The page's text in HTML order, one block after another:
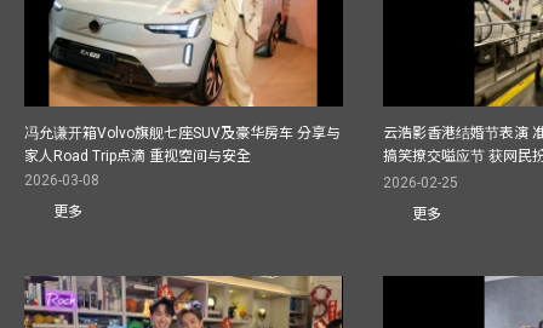
冯允谦开箱Volvo旗舰七座SUV及豪华房车 分享与
家人Road Trip点滴 重视空间与安全
2026-03-08
更多
云浩影香港结婚节表演
搞笑撩交嗌应节 获网民
2026-02-25
更多